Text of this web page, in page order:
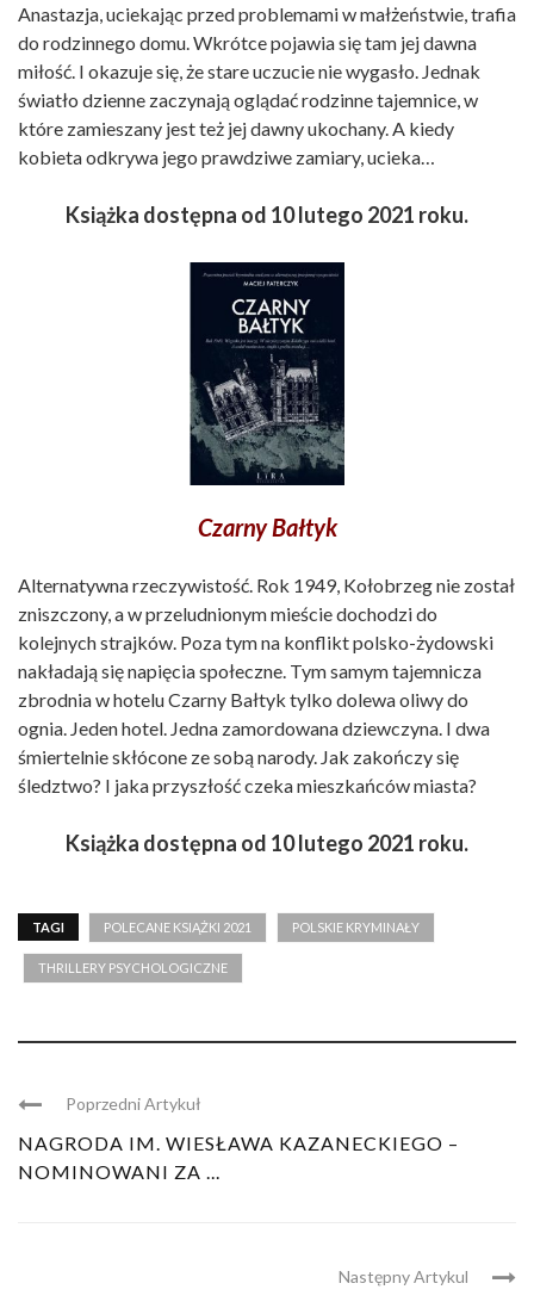
Anastazja, uciekając przed problemami w małżeństwie, trafia
do rodzinnego domu. Wkrótce pojawia się tam jej dawna
miłość. I okazuje się, że stare uczucie nie wygasło. Jednak
światło dzienne zaczynają oglądać rodzinne tajemnice, w
które zamieszany jest też jej dawny ukochany. A kiedy
kobieta odkrywa jego prawdziwe zamiary, ucieka…
Książka dostępna od 10 lutego 2021 roku.
Czarny Bałtyk
Alternatywna rzeczywistość. Rok 1949, Kołobrzeg nie został
zniszczony, a w przeludnionym mieście dochodzi do
kolejnych strajków. Poza tym na konflikt polsko-żydowski
nakładają się napięcia społeczne. Tym samym tajemnicza
zbrodnia w hotelu Czarny Bałtyk tylko dolewa oliwy do
ognia. Jeden hotel. Jedna zamordowana dziewczyna. I dwa
śmiertelnie skłócone ze sobą narody. Jak zakończy się
śledztwo? I jaka przyszłość czeka mieszkańców miasta?
Książka dostępna od 10 lutego 2021 roku.
TAGI POLECANE KSIĄŻKI 2021 POLSKIE KRYMINAŁY
THRILLERY PSYCHOLOGICZNE
Poprzedni Artykuł
NAGRODA IM. WIESŁAWA KAZANECKIEGO –
NOMINOWANI ZA ...
Następny Artykul